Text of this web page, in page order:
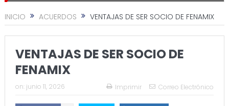
INICIO ACUERDOS VENTAJAS DE SER SOCIO DE FENAMIX
VENTAJAS DE SER SOCIO DE
FENAMIX
on: junio 11, 2026 Imprimir Correo Electrónico